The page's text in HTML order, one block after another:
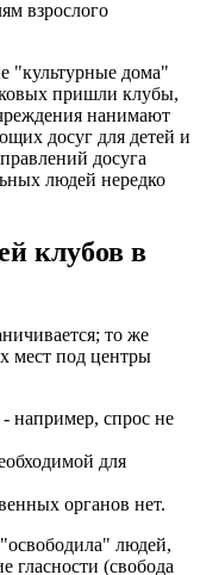
взрослого
"культурные дома"
пришли клубы,
нанимают
досуг для детей и
досуга
людей нередко
клубов в
то же
мест под центры
например, спрос не
для
органов нет.
людей,
гласности (свобода